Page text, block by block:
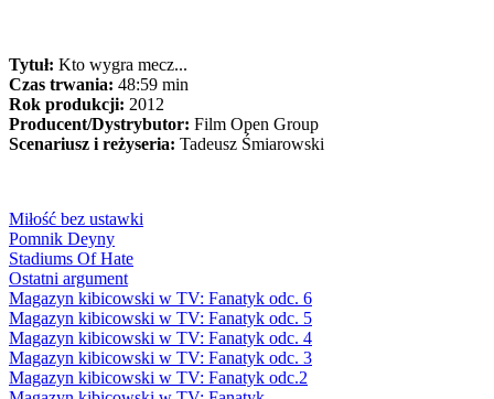
Tytuł: Kto wygra mecz...
Czas trwania: 48:59 min
Rok produkcji: 2012
Producent/Dystrybutor: Film Open Group
Scenariusz i reżyseria: Tadeusz Śmiarowski
Miłość bez ustawki
Pomnik Deyny
Stadiums Of Hate
Ostatni argument
Magazyn kibicowski w TV: Fanatyk odc. 6
Magazyn kibicowski w TV: Fanatyk odc. 5
Magazyn kibicowski w TV: Fanatyk odc. 4
Magazyn kibicowski w TV: Fanatyk odc. 3
Magazyn kibicowski w TV: Fanatyk odc.2